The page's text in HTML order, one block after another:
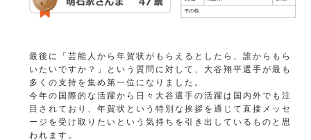
最後に「芸能人から年賀状がもらえるとしたら、誰からもら
いたいですか？」という質問に対して、大谷翔平選手が最も
多くの支持を集め第一位になりました。
今年の国際的な活躍から日々大谷選手の活躍は国内外でも注
目されており、年賀状という特別な挨拶を通じて直接メッセ
ージを受け取りたいという気持ちを引き出しているものと思
われます。